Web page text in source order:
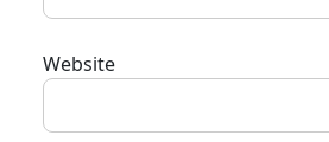
Website